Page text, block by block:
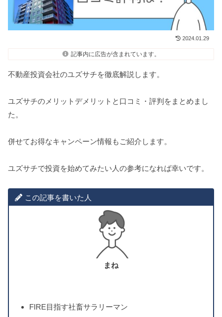
2024.01.29
記事内に広告が含まれています。
不動産投資会社のユズサチを徹底解説します。
ユズサチのメリットデメリットと口コミ・評判をまとめまし
た。
併せてお得なキャンペーン情報もご紹介します。
ユズサチで投資を始めてみたい人の参考になれば幸いです。
この記事を書いた人
まね
FIRE目指す社畜サラリーマン